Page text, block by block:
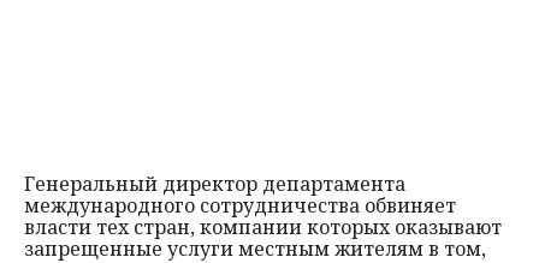
Генеральный директор департамента
международного сотрудничества обвиняет
власти тех стран, компании которых оказывают
запрещенные услуги местным жителям в том,